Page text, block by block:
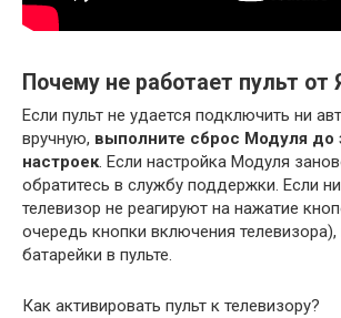
Почему не работает пульт от
Если пульт не удается подключить ни
вручную, выполните сброс Модуля до
настроек. Если настройка Модуля
обратитесь в службу поддержки. Если
телевизор не реагируют на нажатие
очередь кнопки включения телевизора),
батарейки в пульте.
Как активировать пульт к телевизору?